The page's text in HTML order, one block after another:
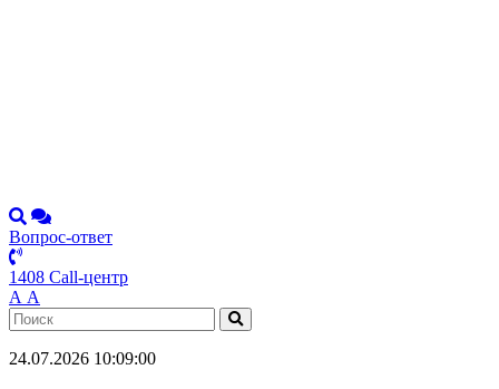
Вопрос-ответ
1408 Call-центр
А А
24.07.2026 10:09:00